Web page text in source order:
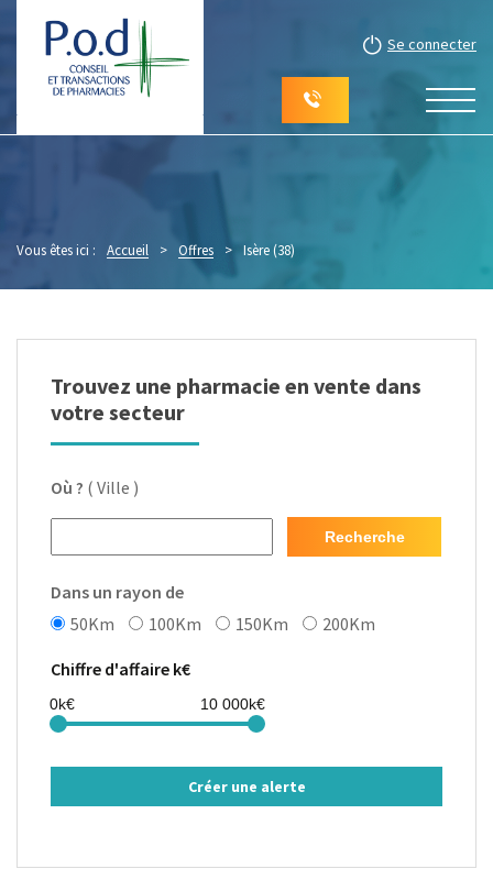
Se connecter
Vous êtes ici : Accueil > Offres > Isère (38)
Trouvez une pharmacie en vente dans
votre secteur
Où ? ( Ville )
Recherche
Dans un rayon de
50Km
100Km 150Km 200Km
Chiffre d'affaire k€
Créer une alerte